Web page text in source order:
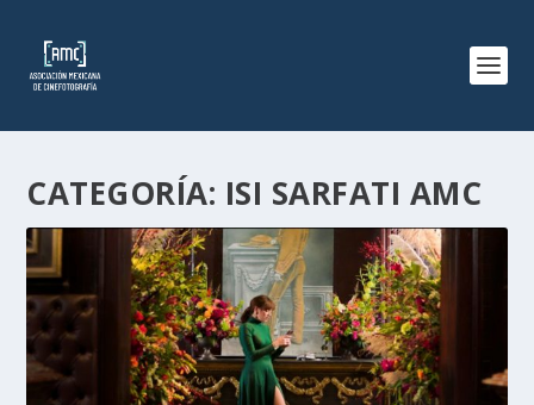
CATEGORÍA: ISI SARFATI AMC